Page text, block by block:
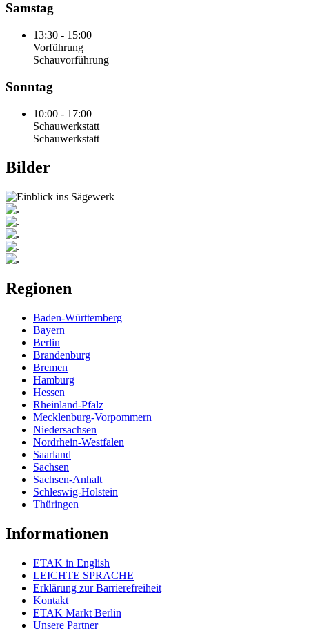
Samstag
13:30 - 15:00
Vorführung
Schauvorführung
Sonntag
10:00 - 17:00
Schauwerkstatt
Schauwerkstatt
Bilder
Regionen
Baden-Württemberg
Bayern
Berlin
Brandenburg
Bremen
Hamburg
Hessen
Rheinland-Pfalz
Mecklenburg-Vorpommern
Niedersachsen
Nordrhein-Westfalen
Saarland
Sachsen
Sachsen-Anhalt
Schleswig-Holstein
Thüringen
Informationen
ETAK in English
LEICHTE SPRACHE
Erklärung zur Barrierefreiheit
Kontakt
ETAK Markt Berlin
Unsere Partner